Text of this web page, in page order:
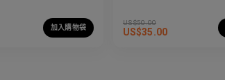
加入購物袋
US$50.00
US$35.00